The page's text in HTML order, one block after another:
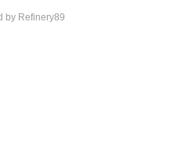
by Refinery89